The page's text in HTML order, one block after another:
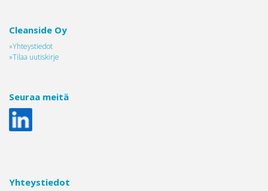
Cleanside Oy
»Yhteystiedot
»Tilaa uutiskirje
Seuraa meitä
Yhteystiedot